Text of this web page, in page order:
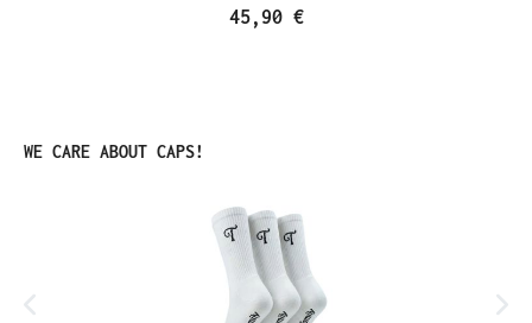
45,90 €
Produktgalerie überspringen
WE CARE ABOUT CAPS!